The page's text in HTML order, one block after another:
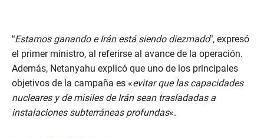
“Estamos ganando e Irán está siendo diezmado”, expresó
el primer ministro, al referirse al avance de la operación.
Además, Netanyahu explicó que uno de los principales
objetivos de la campaña es «evitar que las capacidades
nucleares y de misiles de Irán sean trasladadas a
instalaciones subterráneas profundas«.